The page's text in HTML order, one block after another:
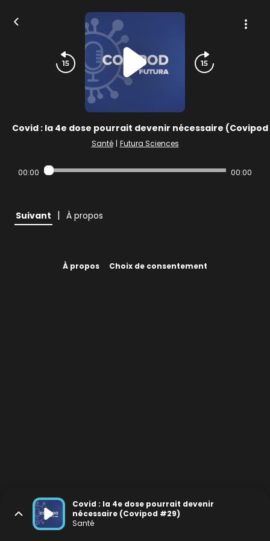
Covid : la 4e dose pourrait devenir nécessaire
Santé | Futura Sciences
00:00 00:00
Suivant | À propos
À propos Choix de consentement
Covid : la 4e dose pourrait devenir
nécessaire (Covipod #29)
Santé